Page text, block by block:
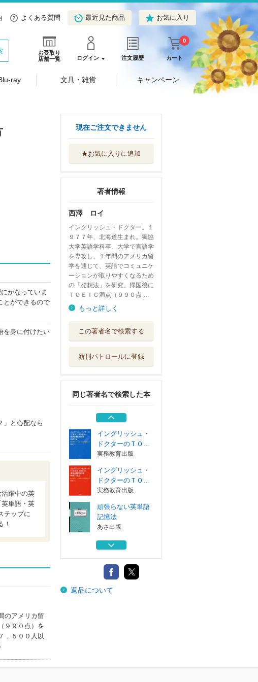
よくある質問 最近見た商品 お気に入り
お受取り
店舗一覧
ログイン 注文履歴 カート
0
ray 文具・雑貨 キャンペーン
かなっていま
とができるので
を身に付けたい
と心配なら
躍中の英
単語・英
テップに
！
のアメリカ留
９９０点）を
，５００人以
現在ご注文できません
★お気に入りに追加
著者情報
西澤 ロイ
イングリッシュ・ドクター。１
９７７年、北海道生まれ。獨協
大学英語学科卒。大学で言語学
を専攻し、１年間のアメリカ留
学を通じて、英語でコミュニケ
ーションが取りやすくなるため
の「発想法」を研究。帰国後に
ＴＯＥＩＣ満点（９９０点 …
もっと詳しく
この著者名で検索する
新刊パトロールに登録
同じ著者名で検索した本
記憶法
頑張らない英会話
あさ出版
頑張らない基礎英
語
あさ出版
イングリッシュ・
ドクターのＴＯ...
実務教育出版
イングリッシュ・
ドクターのＴＯ...
実務教育出版
頑張らない英単語
記憶法
あさ出版
頑張らない英会話
あさ出版
頑張らない基礎英
語
返品について